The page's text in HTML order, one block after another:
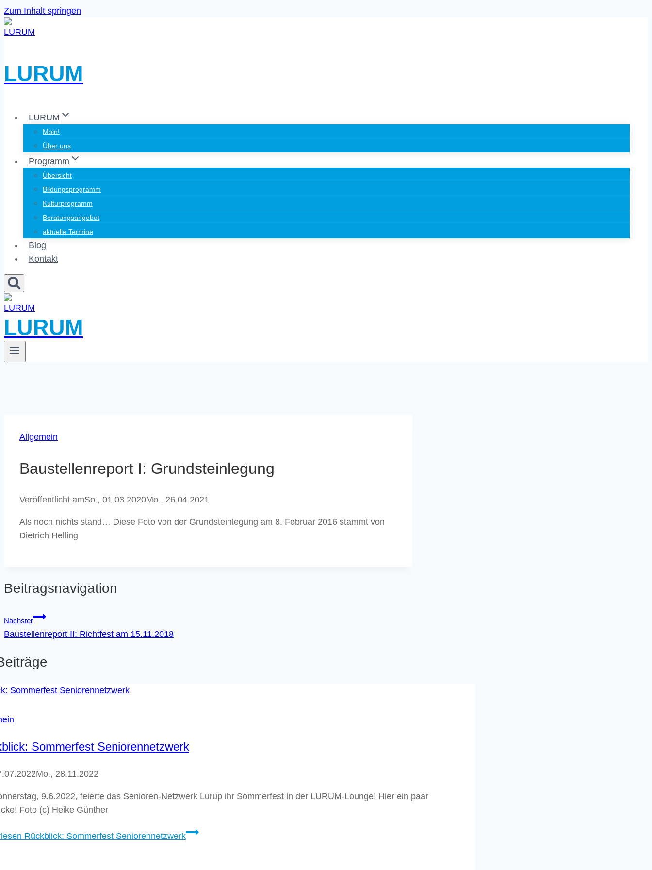
Zum Inhalt springen
LURUM
LURUM
Moin!
Über uns
Programm
Übersicht
Bildungsprogramm
Kulturprogramm
Beratungsangebot
aktuelle Termine
Blog
Kontakt
LURUM
Allgemein
Baustellenreport I: Grundsteinlegung
Veröffentlicht amSo., 01.03.2020Mo., 26.04.2021
Als noch nichts stand… Diese Foto von der Grundsteinlegung am 8. Februar 2016 stammt von
Dietrich Helling
Beitragsnavigation
Nächster
Baustellenreport II: Richtfest am 15.11.2018
Sommerfest Seniorennetzwerk
Mo., 28.11.2022
9.6.2022, feierte das Senioren-Netzwerk Lurup ihr Sommerfest in der LURUM-Lounge! Hier ein paar
Foto (c) Heike Günther
Rückblick: Sommerfest Seniorennetzwerk